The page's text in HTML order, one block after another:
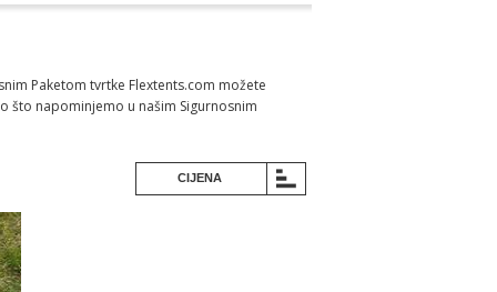
Paketom tvrtke Flextents.com možete
što napominjemo u našim Sigurnosnim
CIJENA